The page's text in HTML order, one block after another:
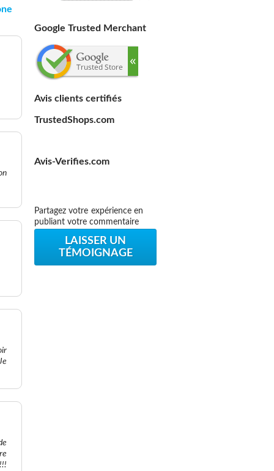
Google Trusted Merchant
Avis clients certifiés
TrustedShops.com
Avis-Verifies.com
Partagez votre expérience en
publiant votre commentaire
LAISSER UN
TÉMOIGNAGE